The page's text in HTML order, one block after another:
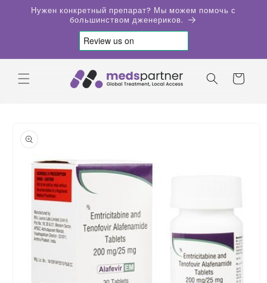
Нужен конкретный препарат? Мы можем помочь с
большинством дженериков.
Корзина
информации
о продукте